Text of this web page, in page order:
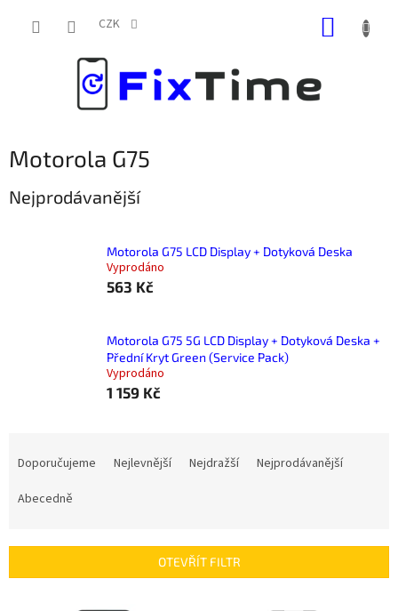
CZK
Motorola G75
Nejprodávanější
Motorola G75 LCD Display + Dotyková Deska
Vyprodáno
563 Kč
Motorola G75 5G LCD Display + Dotyková Deska +
Přední Kryt Green (Service Pack)
Vyprodáno
1 159 Kč
r
Doporučujeme Nejlevnější Nejdražší
Nejprodávanější
Abecedně
OTEVŘÍT FILTR